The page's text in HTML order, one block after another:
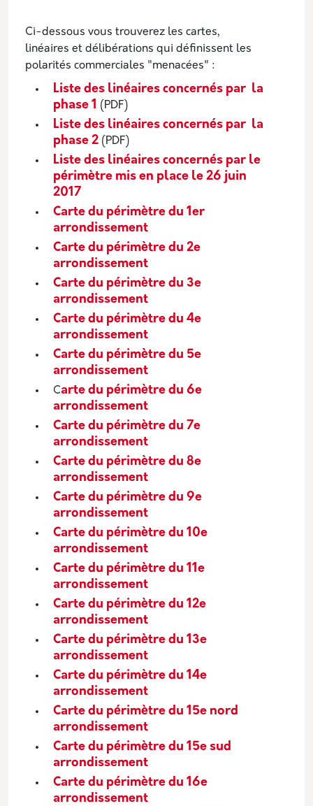
Ci-dessous vous trouverez les cartes,
linéaires et délibérations qui définissent les
polarités commerciales "menacées" :
Liste des linéaires concernés par la
phase 1 (PDF)
Liste des linéaires concernés par la
phase 2 (PDF)
Liste des linéaires concernés par le
périmètre mis en place le 26 juin
2017
Carte du périmètre du 1er
arrondissement
Carte du périmètre du 2e
arrondissement
Carte du périmètre du 3e
arrondissement
Carte du périmètre du 4e
arrondissement
Carte du périmètre du 5e
arrondissement
Carte du périmètre du 6e
arrondissement
Carte du périmètre du 7e
arrondissement
Carte du périmètre du 8e
arrondissement
Carte du périmètre du 9e
arrondissement
Carte du périmètre du 10e
arrondissement
Carte du périmètre du 11e
arrondissement
Carte du périmètre du 12e
arrondissement
Carte du périmètre du 13e
arrondissement
Carte du périmètre du 14e
arrondissement
Carte du périmètre du 15e nord
arrondissement
Carte du périmètre du 15e sud
arrondissement
Carte du périmètre du 16e
arrondissement